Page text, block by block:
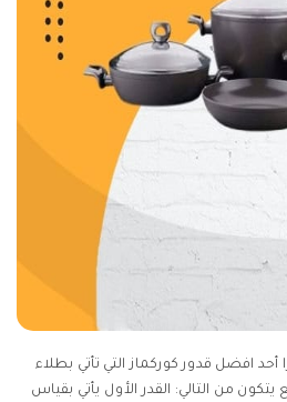
افضل قدور كوركماز التي تأتي بطلاء
يتكون من التالي: القدر الأول يأتي بقياس